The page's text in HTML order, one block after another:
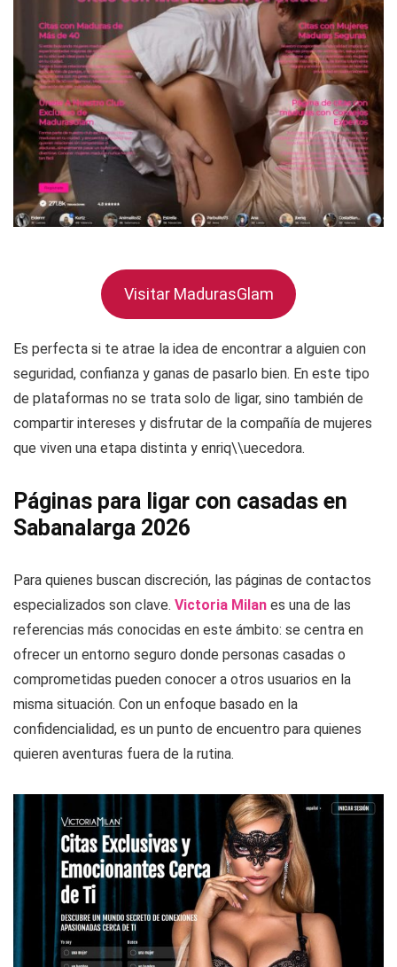
Visitar MadurasGlam
Es perfecta si te atrae la idea de encontrar a alguien con
seguridad, confianza y ganas de pasarlo bien. En este tipo
de plataformas no se trata solo de ligar, sino también de
compartir intereses y disfrutar de la compañía de mujeres
que viven una etapa distinta y enriq\\uecedora.
Páginas para ligar con casadas en
Sabanalarga 2026
Para quienes buscan discreción, las páginas de contactos
especializados son clave. Victoria Milan es una de las
referencias más conocidas en este ámbito: se centra en
ofrecer un entorno seguro donde personas casadas o
comprometidas pueden conocer a otros usuarios en la
misma situación. Con un enfoque basado en la
confidencialidad, es un punto de encuentro para quienes
quieren aventuras fuera de la rutina.